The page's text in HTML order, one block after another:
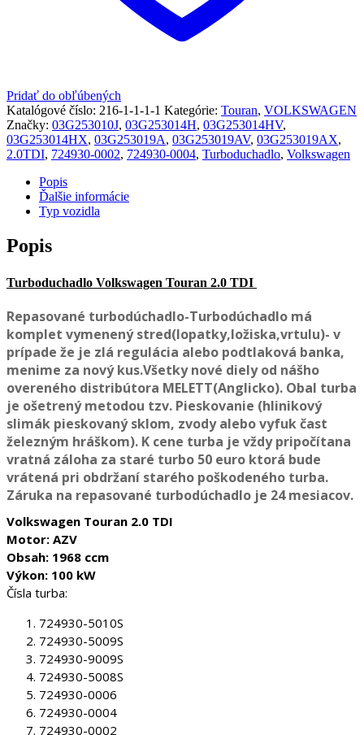
Pridať do obľúbených
Katalógové číslo: 216-1-1-1-1 Kategórie: Touran, VOLKSWAGEN
Značky: 03G253010J, 03G253014H, 03G253014HV,
03G253014HX, 03G253019A, 03G253019AV, 03G253019AX,
2.0TDI, 724930-0002, 724930-0004, Turboduchadlo, Volkswagen
Popis
Ďalšie informácie
Typ vozidla
Popis
Turboduchadlo Volkswagen Touran 2.0 TDI
Repasované turbodúchadlo-Turbodúchadlo má
komplet vymenený stred(lopatky,ložiska,vrtulu)- v
prípade že je zlá regulácia alebo podtlaková banka,
menime za nový kus.Všetky nové diely od nášho
overeného distribútora MELETT(Anglicko). Obal turba
je ošetrený metodou tzv. Pieskovanie (hlinikový
slimák pieskovaný sklom, zvody alebo vyfuk čast
železným hráškom). K cene turba je vždy pripočítana
vratná záloha za staré turbo 50 euro ktorá bude
vrátená pri obdržaní starého poškodeného turba.
Záruka na repasované turbodúchadlo je 24 mesiacov.
Volkswagen Touran 2.0 TDI
Motor: AZV
Obsah: 1968 ccm
Výkon: 100 kW
Čísla turba:
724930-5010S
724930-5009S
724930-9009S
724930-5008S
724930-0006
724930-0004
724930-0002